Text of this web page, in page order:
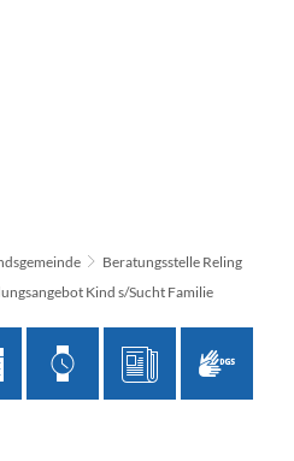
Beratungsstelle Reling
Kind s/Sucht Familie